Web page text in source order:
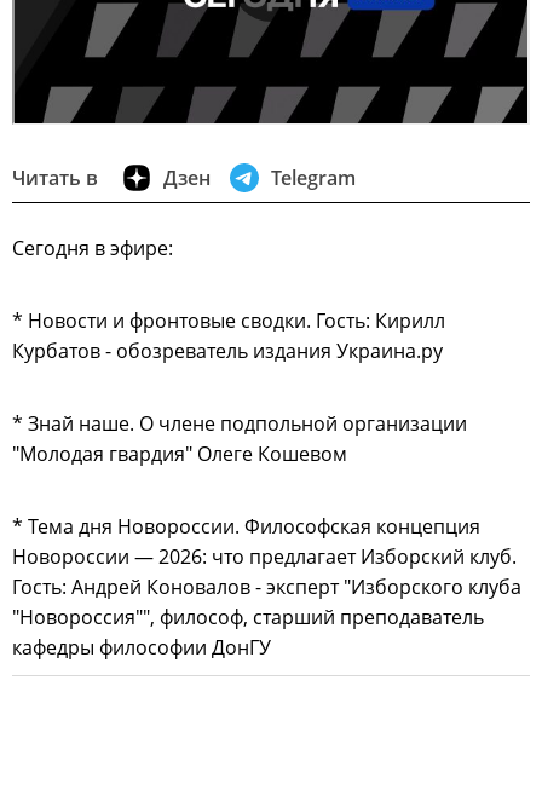
Читать в Дзен Telegram
Сегодня в эфире:
* Новости и фронтовые сводки. Гость: Кирилл
Курбатов - обозреватель издания Украина.ру
* Знай наше. О члене подпольной организации
"Молодая гвардия" Олеге Кошевом
* Тема дня Новороссии. Философская концепция
Новороссии — 2026: что предлагает Изборский клуб.
Гость: Андрей Коновалов - эксперт "Изборского клуба
"Новороссия"", философ, старший преподаватель
кафедры философии ДонГУ